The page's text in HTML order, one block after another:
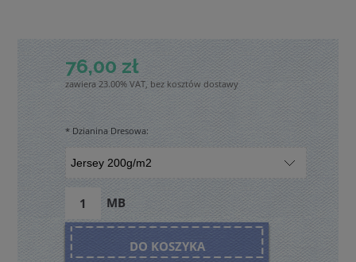
76,00 zł
zawiera 23.00% VAT, bez kosztów dostawy
* Dzianina Dresowa:
MB
DO KOSZYKA